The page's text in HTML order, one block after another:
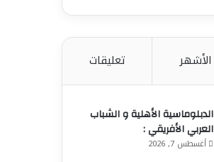
الأشهر تعليقات
الدبلوماسية الأهلية و الشباب
العربي الأفريقي :
أغسطس 7, 2026